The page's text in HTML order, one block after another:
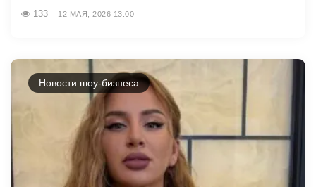
133 12 МАЯ, 2026 13:00
Новости шоу-бизнеса